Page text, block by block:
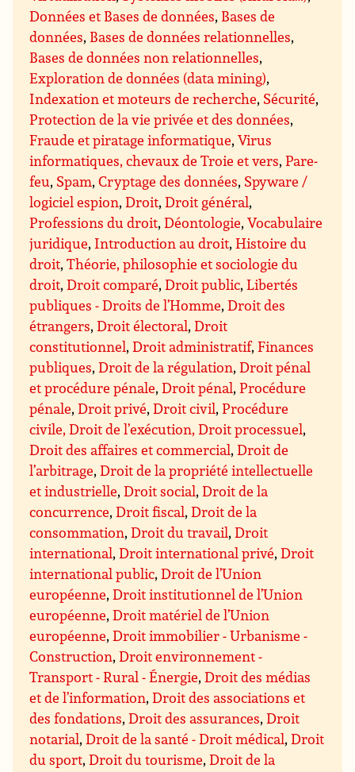
Données et Bases de données, Bases de
données, Bases de données relationnelles,
Bases de données non relationnelles,
Exploration de données (data mining),
Indexation et moteurs de recherche, Sécurité,
Protection de la vie privée et des données,
Fraude et piratage informatique,Virus
informatiques, chevaux de Troie et vers,Pare-
feu, Spam,Cryptage des données, Spyware /
logiciel espion,Droit,Droit général,
Professions du droit,Déontologie,Vocabulaire
juridique, Introduction au droit,Histoire du
droit,Théorie, philosophie et sociologie du
droit,Droit comparé,Droit public,Libertés
publiques - Droits de l’Homme,Droit des
étrangers,Droit électoral,Droit
constitutionnel,Droit administratif,Finances
publiques,Droit de la régulation,Droit pénal
et procédure pénale,Droit pénal,Procédure
pénale,Droit privé,Droit civil,Procédure
civile, Droit de l’exécution, Droit processuel,
Droit des affaires et commercial,Droit de
l’arbitrage,Droit de la propriété intellectuelle
et industrielle,Droit social,Droit de la
concurrence,Droit fiscal,Droit de la
consommation,Droit du travail,Droit
international,Droit international privé,Droit
international public,Droit de l’Union
européenne,Droit institutionnel de l’Union
européenne,Droit matériel de l’Union
européenne,Droit immobilier - Urbanisme -
Construction,Droit environnement -
Transport - Rural - Énergie,Droit des médias
et de l’information,Droit des associations et
des fondations,Droit des assurances,Droit
notarial,Droit de la santé - Droit médical,Droit
du sport,Droit du tourisme,Droit de la